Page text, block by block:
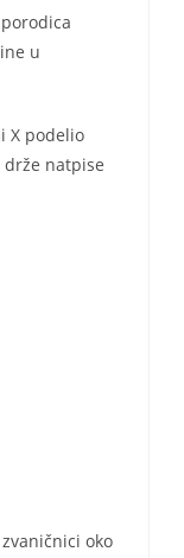
u
X podelio
drže natpise
oko